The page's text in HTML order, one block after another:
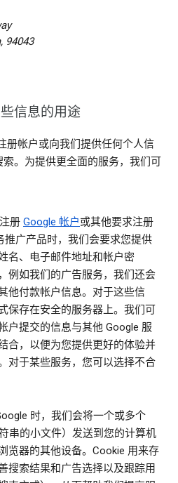
94043
信息的用途
册帐户或向我们提供任何个人信
。为提供更全面的服务，我们可
册 Google 帐户或其他要求注册
推广产品时，我们会要求您提供
名、电子邮件地址和帐户密
例如我们的广告服务，我们还会
他付款帐户信息。对于这些信
保存在安全的服务器上。我们可
户提交的信息与其他 Google 服
合，以便为您提供更好的体验并
对于某些服务，您可以选择不合
时，我们会将一个或多个
串的小文件）发送到您的计算机
览器的其他设备。Cookie 用来存
搜索结果和广告选择以及跟踪用